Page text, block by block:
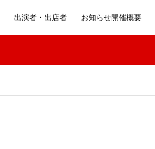
出演者・出店者 お知らせ開催概要